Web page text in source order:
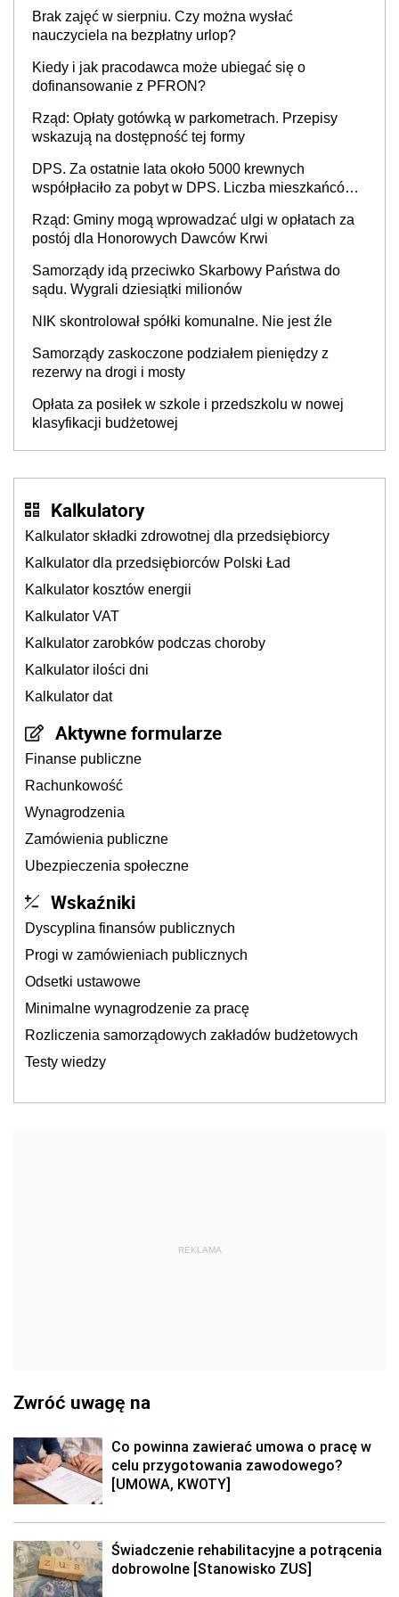
Brak zajęć w sierpniu. Czy można wysłać
nauczyciela na bezpłatny urlop?
Kiedy i jak pracodawca może ubiegać się o
dofinansowanie z PFRON?
Rząd: Opłaty gotówką w parkometrach. Przepisy
wskazują na dostępność tej formy
DPS. Za ostatnie lata około 5000 krewnych
współpłaciło za pobyt w DPS. Liczba mieszkańców
Rząd: Gminy mogą wprowadzać ulgi w opłatach za
postój dla Honorowych Dawców Krwi
Samorządy idą przeciwko Skarbowy Państwa do
sądu. Wygrali dziesiątki milionów
NIK skontrolował spółki komunalne. Nie jest źle
Samorządy zaskoczone podziałem pieniędzy z
rezerwy na drogi i mosty
Opłata za posiłek w szkole i przedszkolu w nowej
klasyfikacji budżetowej
Kalkulatory
Kalkulator składki zdrowotnej dla przedsiębiorcy
Kalkulator dla przedsiębiorców Polski Ład
Kalkulator kosztów energii
Kalkulator VAT
Kalkulator zarobków podczas choroby
Kalkulator ilości dni
Kalkulator dat
Aktywne formularze
Finanse publiczne
Rachunkowość
Wynagrodzenia
Zamówienia publiczne
Ubezpieczenia społeczne
Wskaźniki
Dyscyplina finansów publicznych
Progi w zamówieniach publicznych
Odsetki ustawowe
Minimalne wynagrodzenie za pracę
Rozliczenia samorządowych zakładów budżetowych
Testy wiedzy
REKLAMA
Zwróć uwagę na
Co powinna zawierać umowa o pracę w
celu przygotowania zawodowego?
[UMOWA, KWOTY]
Świadczenie rehabilitacyjne a potrącenia
dobrowolne [Stanowisko ZUS]